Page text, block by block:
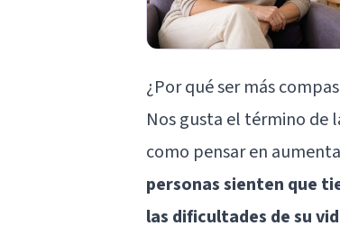
¿Por qué ser más
Nos gusta el término de
como pensar en
personas sienten que
las dificultades de su